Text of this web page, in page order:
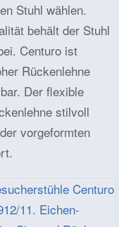
Stuhl wählen.
behält der Stuhl
Centuro ist
Rückenlehne
Der flexible
stilvoll
vorgeformten